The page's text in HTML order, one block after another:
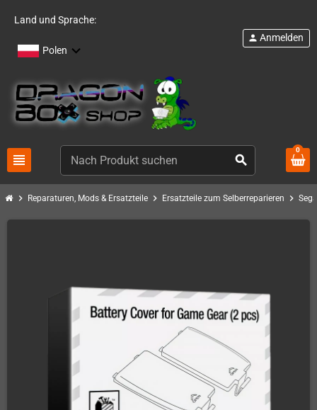
Land und Sprache:
Polen
view_headline search
person Anmelden
0
chevron_right Reparaturen, Mods & Ersatzteile chevron_right Ersatzteile zum Selberreparieren chevron_right